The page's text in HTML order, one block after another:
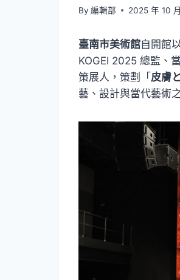
By 編輯部 2025 年 10
臺南市美術館自開館
KOGEI 2025 總監、
策展人，策劃「皮膚
藝、設計與當代藝術